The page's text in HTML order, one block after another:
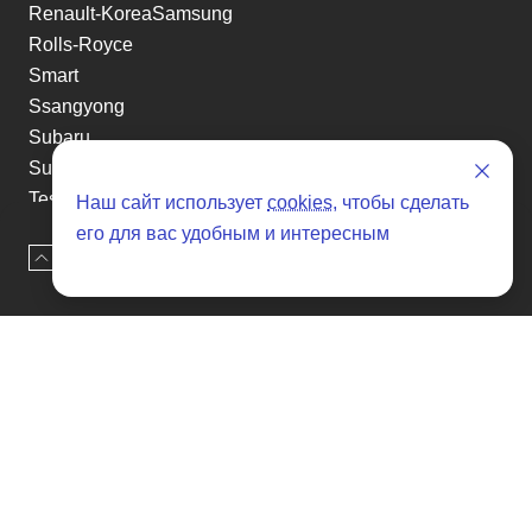
Renault-KoreaSamsung
Rolls-Royce
Smart
Ssangyong
Subaru
Suzuki
Tesla
Toyota
Volkswagen
Volvo
Xin yuan
Наш сайт использует cookies, чтобы сделать
его для вас удобным и интересным